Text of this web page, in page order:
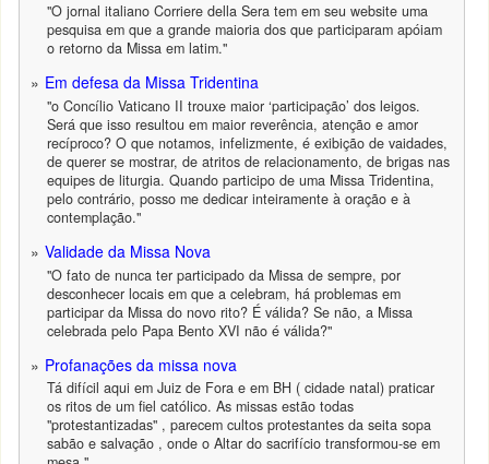
"O jornal italiano Corriere della Sera tem em seu website uma
pesquisa em que a grande maioria dos que participaram apóiam
o retorno da Missa em latim."
Em defesa da Missa Tridentina
"o Concílio Vaticano II trouxe maior ‘participação’ dos leigos.
Será que isso resultou em maior reverência, atenção e amor
recíproco? O que notamos, infelizmente, é exibição de vaidades,
de querer se mostrar, de atritos de relacionamento, de brigas nas
equipes de liturgia. Quando participo de uma Missa Tridentina,
pelo contrário, posso me dedicar inteiramente à oração e à
contemplação."
Validade da Missa Nova
"O fato de nunca ter participado da Missa de sempre, por
desconhecer locais em que a celebram, há problemas em
participar da Missa do novo rito? É válida? Se não, a Missa
celebrada pelo Papa Bento XVI não é válida?"
Profanações da missa nova
Tá difícil aqui em Juiz de Fora e em BH ( cidade natal) praticar
os ritos de um fiel católico. As missas estão todas
"protestantizadas" , parecem cultos protestantes da seita sopa
sabão e salvação , onde o Altar do sacrifício transformou-se em